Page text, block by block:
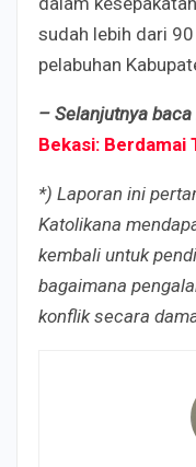
sudah lebih dari
pelabuhan
– Selanjutnya
Bekasi: Berdamai
*) Laporan ini
Katolikana
kembali untuk
bagaimana
konflik secara